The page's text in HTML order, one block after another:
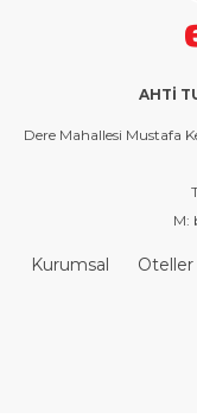
AHTİ
Dere Mahallesi Mustafa
M:
Kurumsal Oteller